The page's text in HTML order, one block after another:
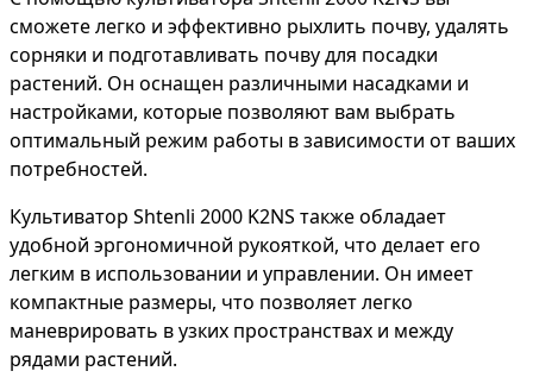
сможете легко и эффективно рыхлить почву, удалять
сорняки и подготавливать почву для посадки
растений. Он оснащен различными насадками и
настройками, которые позволяют вам выбрать
оптимальный режим работы в зависимости от ваших
потребностей.
Культиватор Shtenli 2000 K2NS также обладает
удобной эргономичной рукояткой, что делает его
легким в использовании и управлении. Он имеет
компактные размеры, что позволяет легко
маневрировать в узких пространствах и между
рядами растений.